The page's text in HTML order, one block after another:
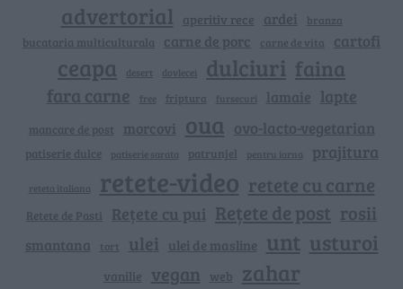
advertorial aperitiv rece ardei branza
bucataria multiculturala carne de porc carne de vita cartofi
ceapa desert dovlecei dulciuri faina
fara carne free friptura fursecuri lamaie lapte
mancare de post morcovi oua ovo-lacto-vegetarian
patiserie dulce patiserie sarata patrunjel pentru iarna prajitura
reteta italiana retete-video retete cu carne
Retete de Pasti Rețete cu pui Rețete de post rosii
smantana tort ulei ulei de masline unt usturoi
vanilie vegan web zahar